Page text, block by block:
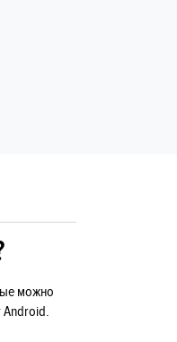
можно
Android.